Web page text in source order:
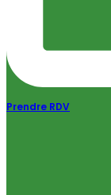
Prendre RDV